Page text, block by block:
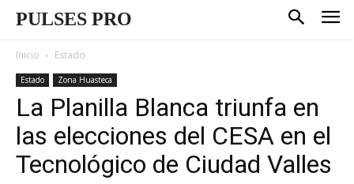
PULSES PRO
Inicio Estado
Estado Zona Huasteca
La Planilla Blanca triunfa en
las elecciones del CESA en el
Tecnológico de Ciudad Valles